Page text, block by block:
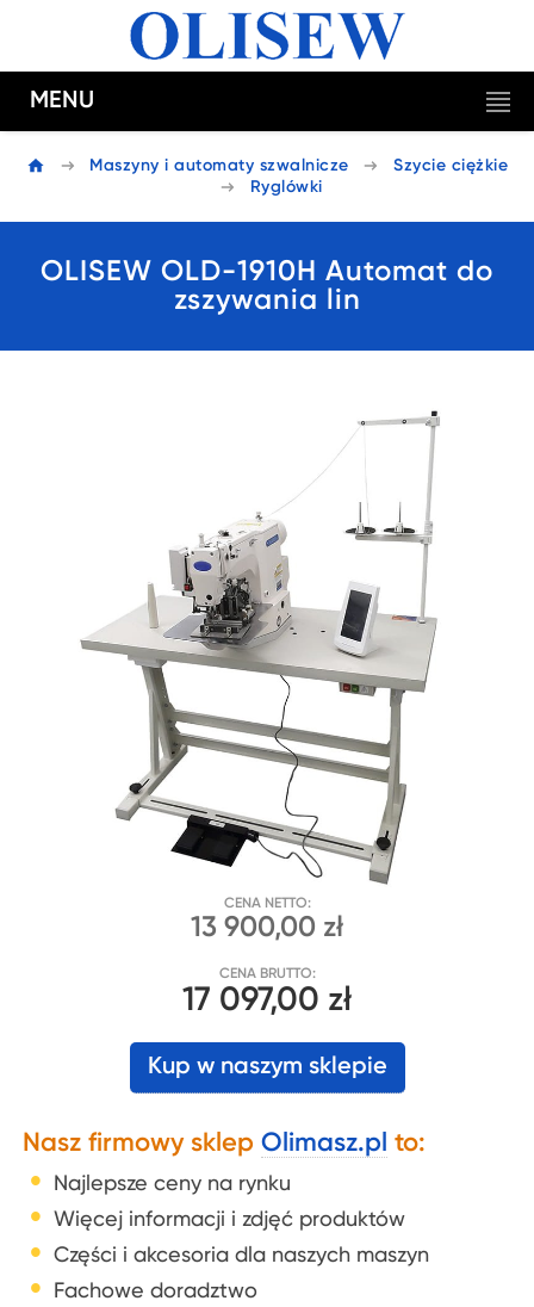
MENU
Maszyny i automaty szwalnicze
Szycie ciężkie
Ryglówki
OLISEW OLD-1910H Automat do
zszywania lin
CENA NETTO:
13 900,00 zł
CENA BRUTTO:
17 097,00 zł
Kup w naszym sklepie
Nasz firmowy sklep Olimasz.pl to:
Najlepsze ceny na rynku
Więcej informacji i zdjęć produktów
Części i akcesoria dla naszych maszyn
Fachowe doradztwo